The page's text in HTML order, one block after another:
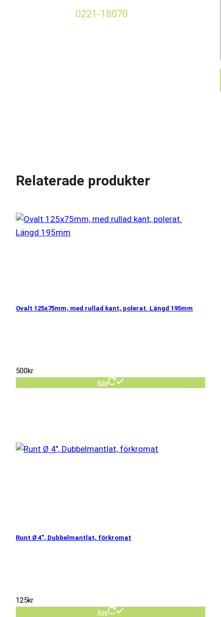
0221-18070
Relaterade produkter
Ovalt 125x75mm, med rullad kant, polerat. Längd 195mm
500kr
Köp
Runt Ø 4″, Dubbelmantlat, förkromat
125kr
Köp